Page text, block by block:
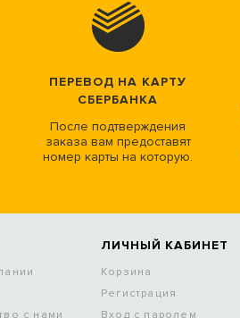
ПЕРЕВОД НА КАРТУ
СБЕРБАНКА
После подтверждения
заказа вам предоставят
номер карты на которую.
с нами
ЛИЧНЫЙ КАБИНЕТ
Корзина
Регистрация
Вход с паролем